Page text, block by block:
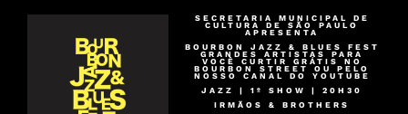
SECRETARIA MUNICIPAL DE
CULTURA DE SÃO PAULO
APRESENTA
BOURBON JAZZ & BLUES FEST
GRANDES ARTISTAS PARA
VOCÊ CURTIR GRÁTIS NO
BOURBON STREET OU PELO
NOSSO CANAL DO YOUTUBE
JAZZ | 1º SHOW | 20H30
IRMÃOS & BROTHERS